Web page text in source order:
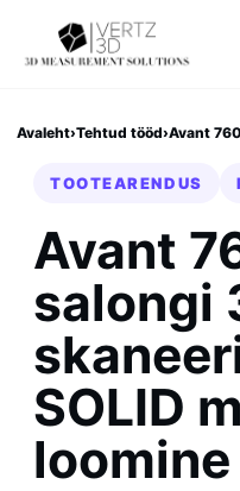
Avaleht›Tehtud tööd›Avant
TOOTEARENDUS
Avant
salongi
SOLID
loomine